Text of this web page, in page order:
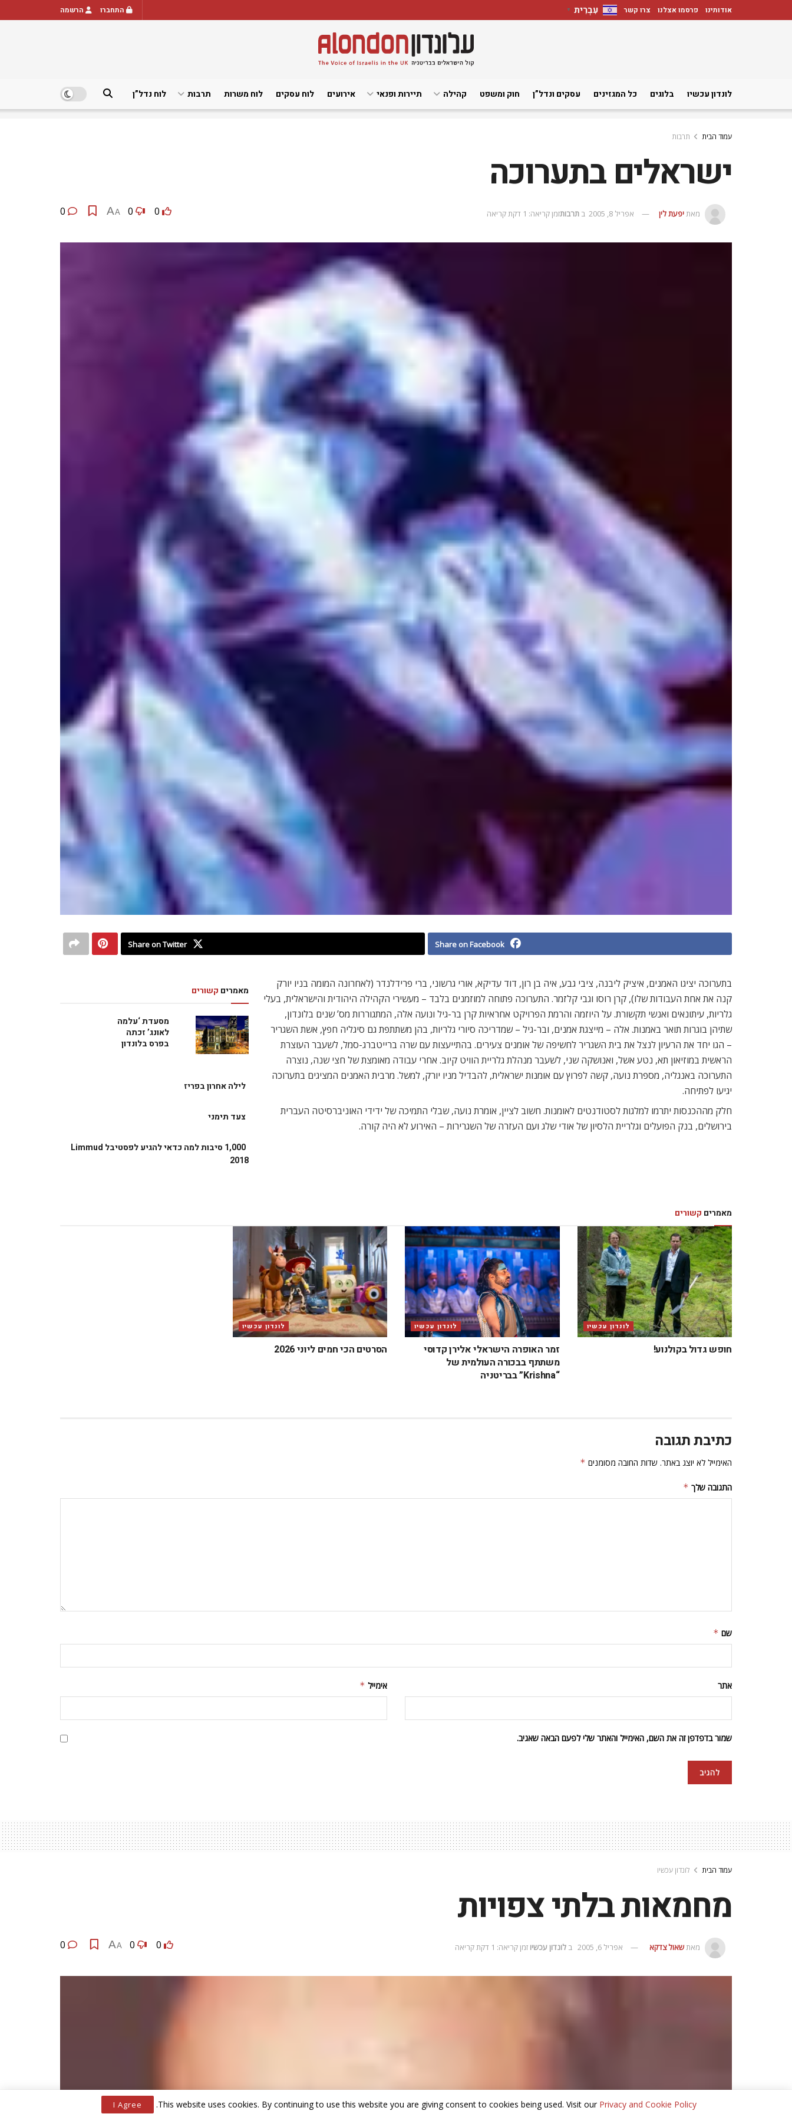
אודותינו פרסמו אצלנו צרו קשר עִבְרִית ▼ התחברו הרשמה
לונדון עכשיו בלוגים כל המגזינים עסקים ונדל”ן חוק ומשפט קהילה תיירות ופנאי אירועים לוח עסקים לוח משרות תרבות לוח נדל”ן
עמוד הבית תרבות
ישראלים בתערוכה
מאתיפעת לין אפריל 8, 2005 ב תרבותזמן קריאה: 1 דקת קריאה 0
0
A
A
Share on Facebook
Share on Twitter
מאמרים קשורים
מסעדת ‘עלמה
לאונג’ זכתה
בפרס בלונדון
לילה אחרון בפריז
צעד תימני
1,000 סיבות למה כדאי להגיע לפסטיבל Limmud
2018
בתערוכה יציגו האמנים, איציק ליבנה, ציבי גבע, איה בן רון, דוד עדיקא, אורי גרשוני, ברי פרידלנדר (לאחרונה המומה בניו יורק
קנה את אחת העבודות שלו), קרן רוסו וגבי קלזמר. התערוכה פתוחה למוזמנים בלבד – מעשירי הקהילה היהודית והישראלית, בעלי
גלריות, עיתונאים ואנשי תקשורת. על היוזמה והרמת הפרויקט אחראיות קרן בר-גיל ונועה אלה, המתגוררות מס’ שנים בלונדון,
שתיהן בוגרות תואר באמנות. אלה – מייצגת אמנים, ובר-גיל – שמדריכה סיורי גלריות, בהן משתתפת גם סיגליה חפץ, אשת השגריר
– הגו יחד את הרעיון לנצל את בית השגריר לחשיפה של אומנים צעירים. בהתייעצות עם שרה ברייטברג-סמל, לשעבר העוצרת
הראשית במוזיאון תא, נטע אשל, ואנושקה שני, לשעבר מנהלת גלריית הוויט קיוב. אחרי עבודה מאומצת של חצי שנה, נוצרה
התערוכה באנגליה, מספרת נועה, קשה לפרוץ עם אומנות ישראלית, להבדיל מניו יורק, למשל. מרבית האמנים המציגים בתערוכה
יגיעו לפתיחה.
חלק מההכנסות יתרמו למלגות לסטודנטים לאומנות. חשוב לציין, אומרת נועה, שבלי התמיכה של ידידי האוניברסיטה העברית
בירושלים, בנק הפועלים וגלריית הלסיון של אודי שלג ועם העזרה של השגרירות – האירוע לא היה קורה.
מאמרים קשורים
לונדון עכשיו
חופש גדול בקולנוע!
לונדון עכשיו
זמר האופרה הישראלי אלירן קדוסי
משתתף בבכורה העולמית של
“Krishna” בבריטניה
לונדון עכשיו
הסרטים הכי חמים ליוני 2026
כתיבת תגובה
האימייל לא יוצג באתר. שדות החובה מסומנים *
התגובה שלך *
שם *
אימייל * אתר
שמור בדפדפן זה את השם, האימייל והאתר שלי לפעם הבאה שאגיב.
עמוד הבית לונדון עכשיו
מחמאות בלתי צפויות
מאתשאול צדקא אפריל 6, 2005 ב לונדון עכשיו זמן קריאה: 1 דקת קריאה 0
0
A
A
This website uses cookies. By continuing to use this website you are giving consent to cookies being used. Visit our Privacy and Cookie Policy
.
I Agree